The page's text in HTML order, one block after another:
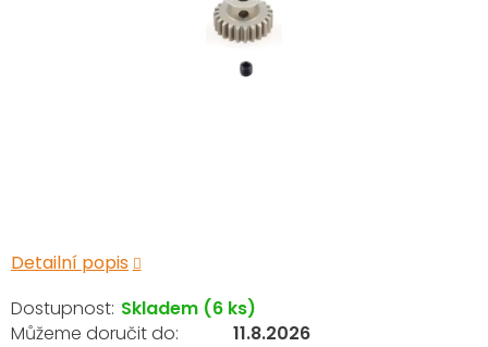
Detailní popis
Skladem (6 ks)
11.8.2026